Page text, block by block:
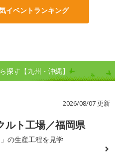
イベントランキング
探す【九州・沖縄】
2026/08/07 更新
ルト工場／福岡県
」の生産工程を見学